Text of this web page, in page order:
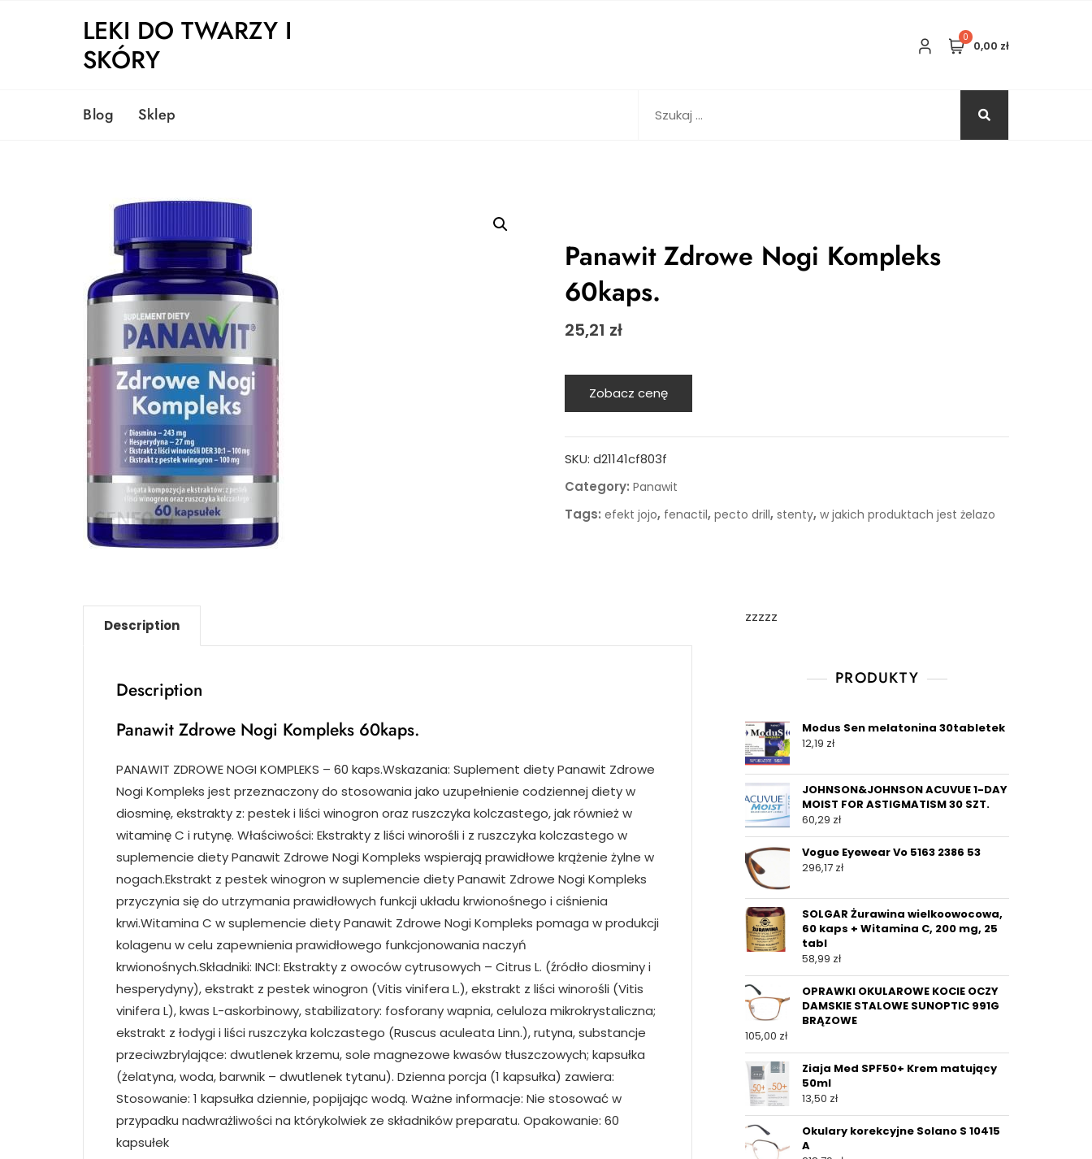
LEKI DO TWARZY I
SKÓRY
0
0,00 zł
Blog Sklep Szukaj:
Panawit Zdrowe Nogi Kompleks
60kaps.
25,21 zł
Zobacz cenę
SKU: d21141cf803f
Category: Panawit
Tags: efekt jojo, fenactil, pecto drill, stenty, w jakich produktach jest żelazo
Description
Description
Panawit Zdrowe Nogi Kompleks 60kaps.
PANAWIT ZDROWE NOGI KOMPLEKS – 60 kaps.Wskazania: Suplement diety Panawit Zdrowe
Nogi Kompleks jest przeznaczony do stosowania jako uzupełnienie codziennej diety w
diosminę, ekstrakty z: pestek i liści winogron oraz ruszczyka kolczastego, jak również w
witaminę C i rutynę. Właściwości: Ekstrakty z liści winorośli i z ruszczyka kolczastego w
suplemencie diety Panawit Zdrowe Nogi Kompleks wspierają prawidłowe krążenie żylne w
nogach.Ekstrakt z pestek winogron w suplemencie diety Panawit Zdrowe Nogi Kompleks
przyczynia się do utrzymania prawidłowych funkcji układu krwionośnego i ciśnienia
krwi.Witamina C w suplemencie diety Panawit Zdrowe Nogi Kompleks pomaga w produkcji
kolagenu w celu zapewnienia prawidłowego funkcjonowania naczyń
krwionośnych.Składniki: INCI: Ekstrakty z owoców cytrusowych – Citrus L. (źródło diosminy i
hesperydyny), ekstrakt z pestek winogron (Vitis vinifera L.), ekstrakt z liści winorośli (Vitis
vinifera L), kwas L-askorbinowy, stabilizatory: fosforany wapnia, celuloza mikrokrystaliczna;
ekstrakt z łodygi i liści ruszczyka kolczastego (Ruscus aculeata Linn.), rutyna, substancje
przeciwzbrylające: dwutlenek krzemu, sole magnezowe kwasów tłuszczowych; kapsułka
(żelatyna, woda, barwnik – dwutlenek tytanu). Dzienna porcja (1 kapsułka) zawiera:
Stosowanie: 1 kapsułka dziennie, popijając wodą. Ważne informacje: Nie stosować w
przypadku nadwrażliwości na którykolwiek ze składników preparatu. Opakowanie: 60
kapsułek
zzzzz
PRODUKTY
Modus Sen melatonina 30tabletek
12,19 zł
JOHNSON&JOHNSON ACUVUE 1-DAY
MOIST FOR ASTIGMATISM 30 SZT.
60,29 zł
Vogue Eyewear Vo 5163 2386 53
296,17 zł
SOLGAR Żurawina wielkoowocowa,
60 kaps + Witamina C, 200 mg, 25
tabl
58,99 zł
OPRAWKI OKULAROWE KOCIE OCZY
DAMSKIE STALOWE SUNOPTIC 991G
BRĄZOWE
105,00 zł
Ziaja Med SPF50+ Krem matujący
50ml
13,50 zł
Okulary korekcyjne Solano S 10415
A